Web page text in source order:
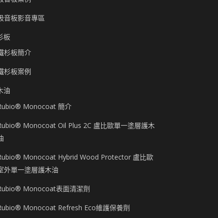
音板影音專區
板
杉板簡介
杉板案例
油
Monocoat 簡介
Monocoat Oil Plus 2C 盧比歐單一塗層護木
Monocoat Hybrid Wood Protector 盧比歐
外單一塗層護木油
Monocoat表面清潔劑
Monocoat Refresh Eco維護保養劑